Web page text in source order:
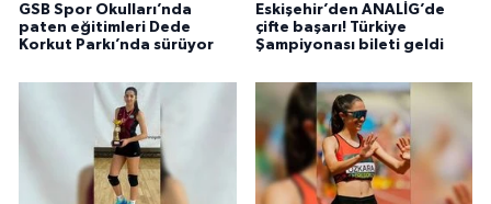
GSB Spor Okulları’nda
paten eğitimleri Dede
Korkut Parkı’nda sürüyor
Eskişehir’den ANALİG’de
çifte başarı! Türkiye
Şampiyonası bileti geldi